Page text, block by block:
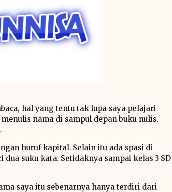
hal yang tentu tak lupa saya pelajari
nama di sampul depan buku nulis.
huruf kapital. Selain itu ada spasi di
suku kata. Setidaknya sampai kelas 3 SD
saya itu sebenarnya hanya terdiri dari